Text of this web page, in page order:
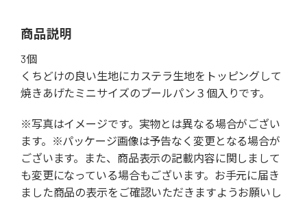
商品説明
3個
くちどけの良い生地にカステラ生地をトッピングして
焼きあげたミニサイズのブールパン３個入りです。
※写真はイメージです。実物とは異なる場合がござい
ます。※パッケージ画像は予告なく変更となる場合が
ございます。また、商品表示の記載内容に関しまして
も変更になっている場合もございます。お手元に届き
ました商品の表示をご確認いただきますようお願いし